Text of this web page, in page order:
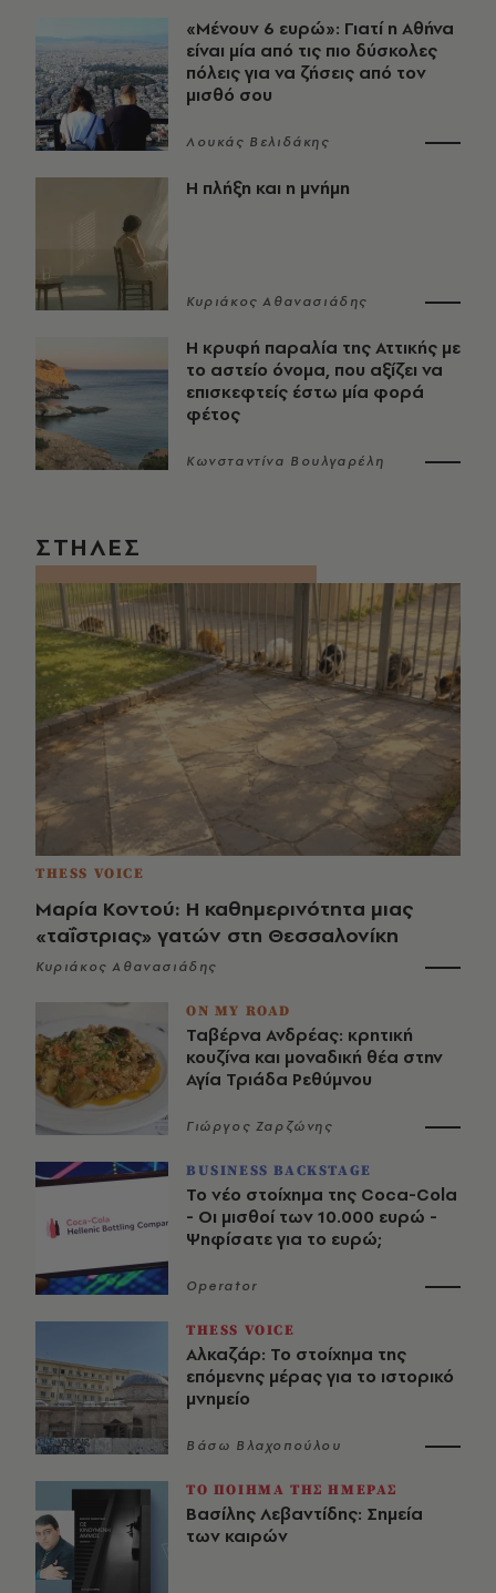
«Μένουν 6 ευρώ»: Γιατί η Αθήνα
είναι μία από τις πιο δύσκολες
πόλεις για να ζήσεις από τον
μισθό σου
Λουκάς Βελιδάκης
Η πλήξη και η μνήμη
Κυριάκος Αθανασιάδης
Η κρυφή παραλία της Αττικής με
το αστείο όνομα, που αξίζει να
επισκεφτείς έστω μία φορά
φέτος
Κωνσταντίνα Βουλγαρέλη
ΣΤΗΛΕΣ
THESS VOICE
Μαρία Κοντού: Η καθημερινότητα μιας
«ταΐστριας» γατών στη Θεσσαλονίκη
Κυριάκος Αθανασιάδης
ON MY ROAD
Ταβέρνα Ανδρέας: κρητική
κουζίνα και μοναδική θέα στην
Αγία Τριάδα Ρεθύμνου
Γιώργος Ζαρζώνης
BUSINESS BACKSTAGE
Το νέο στοίχημα της Coca-Cola
- Οι μισθοί των 10.000 ευρώ -
Ψηφίσατε για το ευρώ;
Operator
THESS VOICE
Αλκαζάρ: Το στοίχημα της
επόμενης μέρας για το ιστορικό
μνημείο
Βάσω Βλαχοπούλου
ΤΟ ΠΟΙΗΜΑ ΤΗΣ ΗΜΕΡΑΣ
Βασίλης Λεβαντίδης: Σημεία
των καιρών